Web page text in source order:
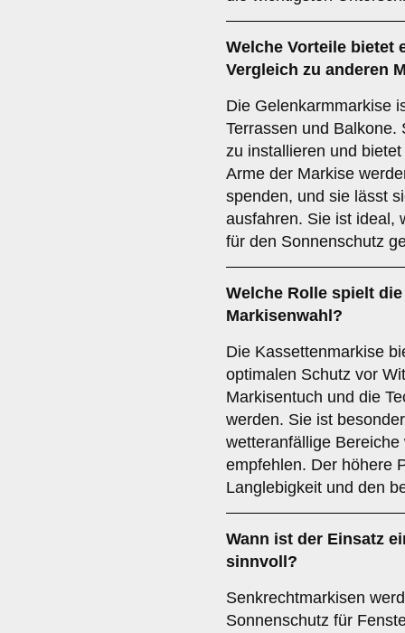
Welche Vorteile bietet
Vergleich zu anderen
Die Gelenkarmmarkise
Terrassen und Balkone.
zu installieren und
Arme der Markise
spenden, und sie lässt
ausfahren. Sie ist ideal,
für den Sonnenschutz
Welche Rolle spielt
Markisenwahl?
Die Kassettenmarkise
optimalen Schutz vor
Markisentuch und die
werden. Sie ist
wetteranfällige
empfehlen. Der höhere
Langlebigkeit und den
Wann ist der Einsatz
sinnvoll?
Senkrechtmarkisen
Sonnenschutz für